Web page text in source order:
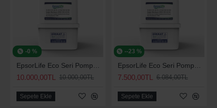
-0 %
10.000,00TL 10.000,00TL
Sepete Ekle
--23 %
7.500,00TL 6.084,00TL
Sepete Ekle